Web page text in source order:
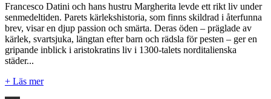
Francesco Datini och hans hustru Margherita levde ett rikt liv under
senmedeltiden. Parets kärlekshistoria, som finns skildrad i återfunna
brev, visar en djup passion och smärta. Deras öden – präglade av
kärlek, svartsjuka, längtan efter barn och rädsla för pesten – ger en
gripande inblick i aristokratins liv i 1300-talets norditalienska
städer...
+ Läs mer